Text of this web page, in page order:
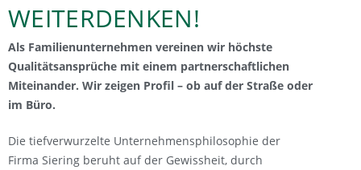
WEITERDENKEN!
Als Familienunternehmen vereinen wir höchste
Qualitätsansprüche mit einem partnerschaftlichen
Miteinander. Wir zeigen Profil – ob auf der Straße oder
im Büro.
Die tiefverwurzelte Unternehmensphilosophie der
Firma Siering beruht auf der Gewissheit, durch